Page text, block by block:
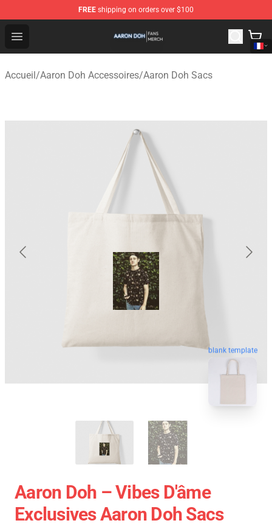
FREE shipping on orders over $100
Open menu
Aaron Doh Shop - Official Aaron Doh Merchandise Store
Accueil/Aaron Doh Accessoires/Aaron Doh Sacs
blank template
Aaron Doh – Vibes D'âme
Exclusives Aaron Doh Sacs